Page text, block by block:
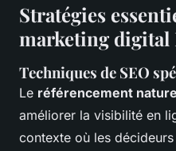
Stratégies
marketing digital
Techniques de SEO
Le référencement
améliorer la visibilité en
contexte où les